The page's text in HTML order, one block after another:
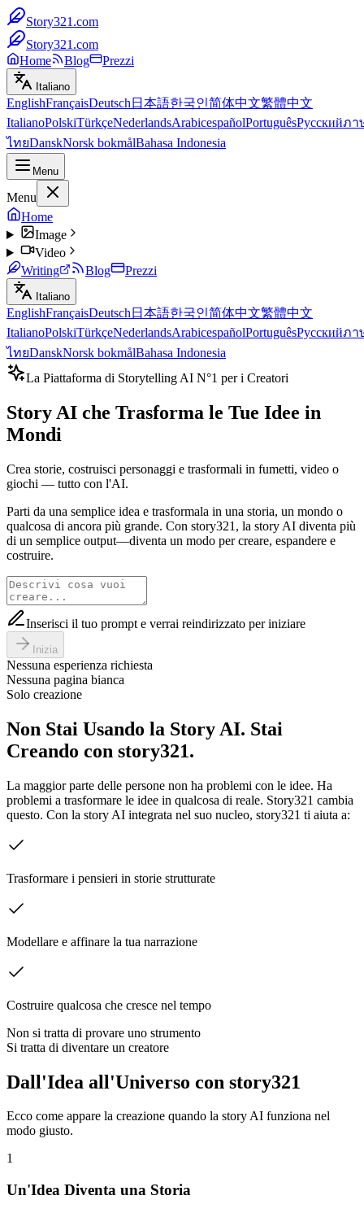
Story321.com
Story321.com
Home
Blog Prezzi
Italiano
EnglishFrançaisDeutsch 日本語한국인简体中文繁體中文
ItalianoPolskiTürkçeNederlandsArabicespañolPortuguêsРусскийภา
ไทยDanskNorsk bokmålBahasa Indonesia
Menu
Menu
Home
Image
Video
Writing
Blog Prezzi
Italiano
EnglishFrançaisDeutsch 日本語한국인简体中文繁體中文
ItalianoPolskiTürkçeNederlandsArabicespañolPortuguêsРусскийภา
ไทยDanskNorsk bokmålBahasa Indonesia
La Piattaforma di Storytelling AI N°1 per i Creatori
Story AI che Trasforma le Tue Idee in
Mondi
Crea storie, costruisci personaggi e trasformali in fumetti, video o
giochi — tutto con l'AI.
Parti da una semplice idea e trasformala in una storia, un mondo o
qualcosa di ancora più grande. Con story321, la story AI diventa più
di un semplice output—diventa un modo per creare, espandere e
costruire.
Inserisci il tuo prompt e verrai reindirizzato per iniziare
Inizia
Nessuna esperienza richiesta
Nessuna pagina bianca
Solo creazione
Non Stai Usando la Story AI. Stai
Creando con story321.
La maggior parte delle persone non ha problemi con le idee. Ha
problemi a trasformare le idee in qualcosa di reale. Story321 cambia
questo. Con la story AI integrata nel suo nucleo, story321 ti aiuta a:
Trasformare i pensieri in storie strutturate
Modellare e affinare la tua narrazione
Costruire qualcosa che cresce nel tempo
Non si tratta di provare uno strumento
Si tratta di diventare un creatore
Dall'Idea all'Universo con story321
Ecco come appare la creazione quando la story AI funziona nel
modo giusto.
1
Un'Idea Diventa una Storia